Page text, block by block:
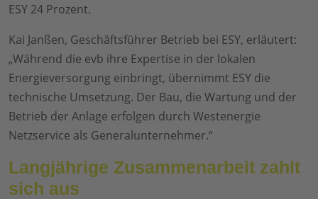
ESY 24 Prozent.
Kai Janßen, Geschäftsführer Betrieb bei ESY, erläutert:
„Während die evb ihre Expertise in der lokalen
Energieversorgung einbringt, übernimmt ESY die
technische Umsetzung. Der Bau, die Wartung und der
Betrieb der Anlage erfolgen durch Westenergie
Netzservice als Generalunternehmer.“
Langjährige Zusammenarbeit zahlt
sich aus